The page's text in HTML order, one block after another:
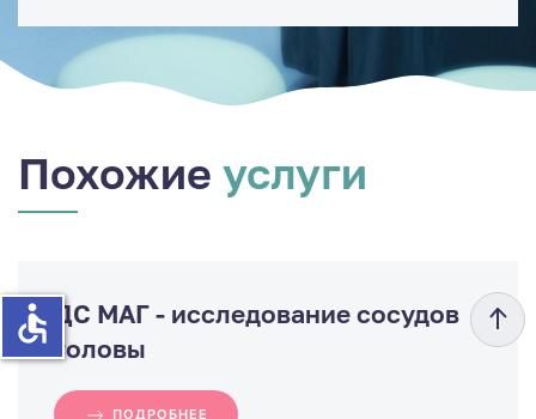
Похожие услуги
ДС МАГ - исследование сосудов
головы
ПОДРОБНЕЕ
accessible